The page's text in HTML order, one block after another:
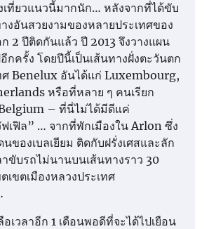
เที่ยวแนวนี้มากนัก… หลังจากที่ได้ขับ
งอันสวยงามของหลายประเทศของ
2 ปีติดกันแล้ว ปี 2013 จึงวางแผน
กครั้ง โดยปีนี้เป็นเส้นทางฝั่งตะวันตก
ศ Benelux อันได้แก่ Luxembourg,
หรือที่หลาย ๆ คนเรียก
– ที่นี่ไม่ได้มีดีแค่
เฟิล” … จากที่พักเมืองใน Arlon ซึ่ง
ของเบลเยียม ติดกับฝรั่งเศสและลัก
าขับรถไม่นานบนเส้นทางราว 30
เขตเมืองหลวงประเทศ
เวลาอีก 1 เดือนพอดีที่จะได้ไปเยือน